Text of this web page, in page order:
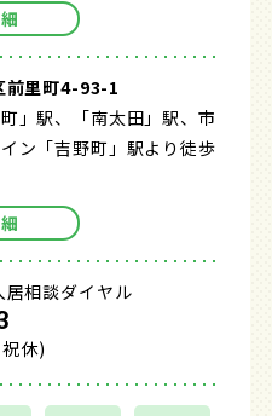
前里町4-93-1
」駅、「南太田」駅、市
ン「吉野町」駅より徒歩
相談ダイヤル
休)